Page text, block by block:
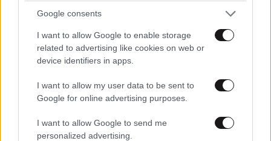
Google consents
I want to allow Google to enable storage
related to advertising like cookies on web or
device identifiers in apps.
I want to allow my user data to be sent to
Google for online advertising purposes.
I want to allow Google to send me
personalized advertising.